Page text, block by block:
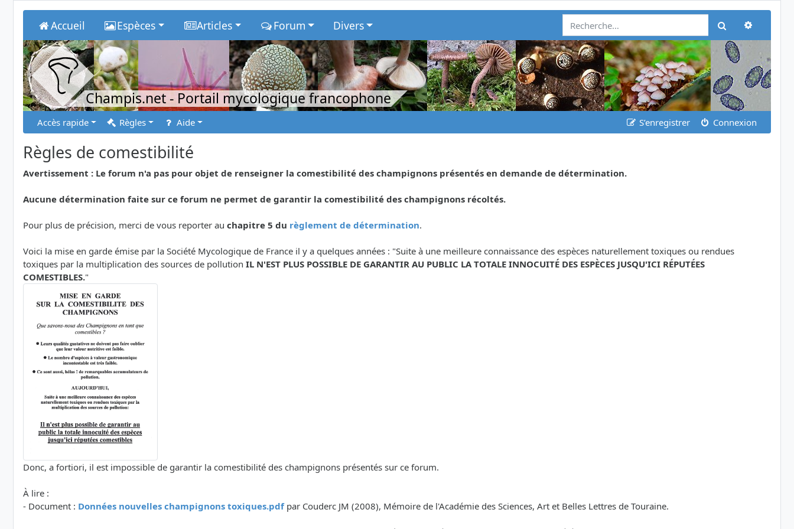
Accueil Espèces Articles Forum Divers Rechercher
Champis.net- Portail mycologique francophone
Accès rapide Règles Aide S’enregistrer Connexion
Règles de comestibilité
Avertissement : Le forum n'a pas pour objet de renseigner la comestibilité des champignons présentés en demande de détermination.
Aucune détermination faite sur ce forum ne permet de garantir la comestibilité des champignons récoltés.
Pour plus de précision, merci de vous reporter au chapitre 5 du règlement de détermination.
Voici la mise en garde émise par la Société Mycologique de France il y a quelques années : "Suite à une meilleure connaissance des espèces naturellement toxiques ou rendues
toxiques par la multiplication des sources de pollution IL N'EST PLUS POSSIBLE DE GARANTIR AU PUBLIC LA TOTALE INNOCUITÉ DES ESPÈCES JUSQU'ICI RÉPUTÉES
COMESTIBLES."
Donc, a fortiori, il est impossible de garantir la comestibilité des champignons présentés sur ce forum.
À lire :
- Document : Données nouvelles champignons toxiques.pdfpar Couderc JM (2008), Mémoire de l'Académie des Sciences, Art et Belles Lettres de Touraine.